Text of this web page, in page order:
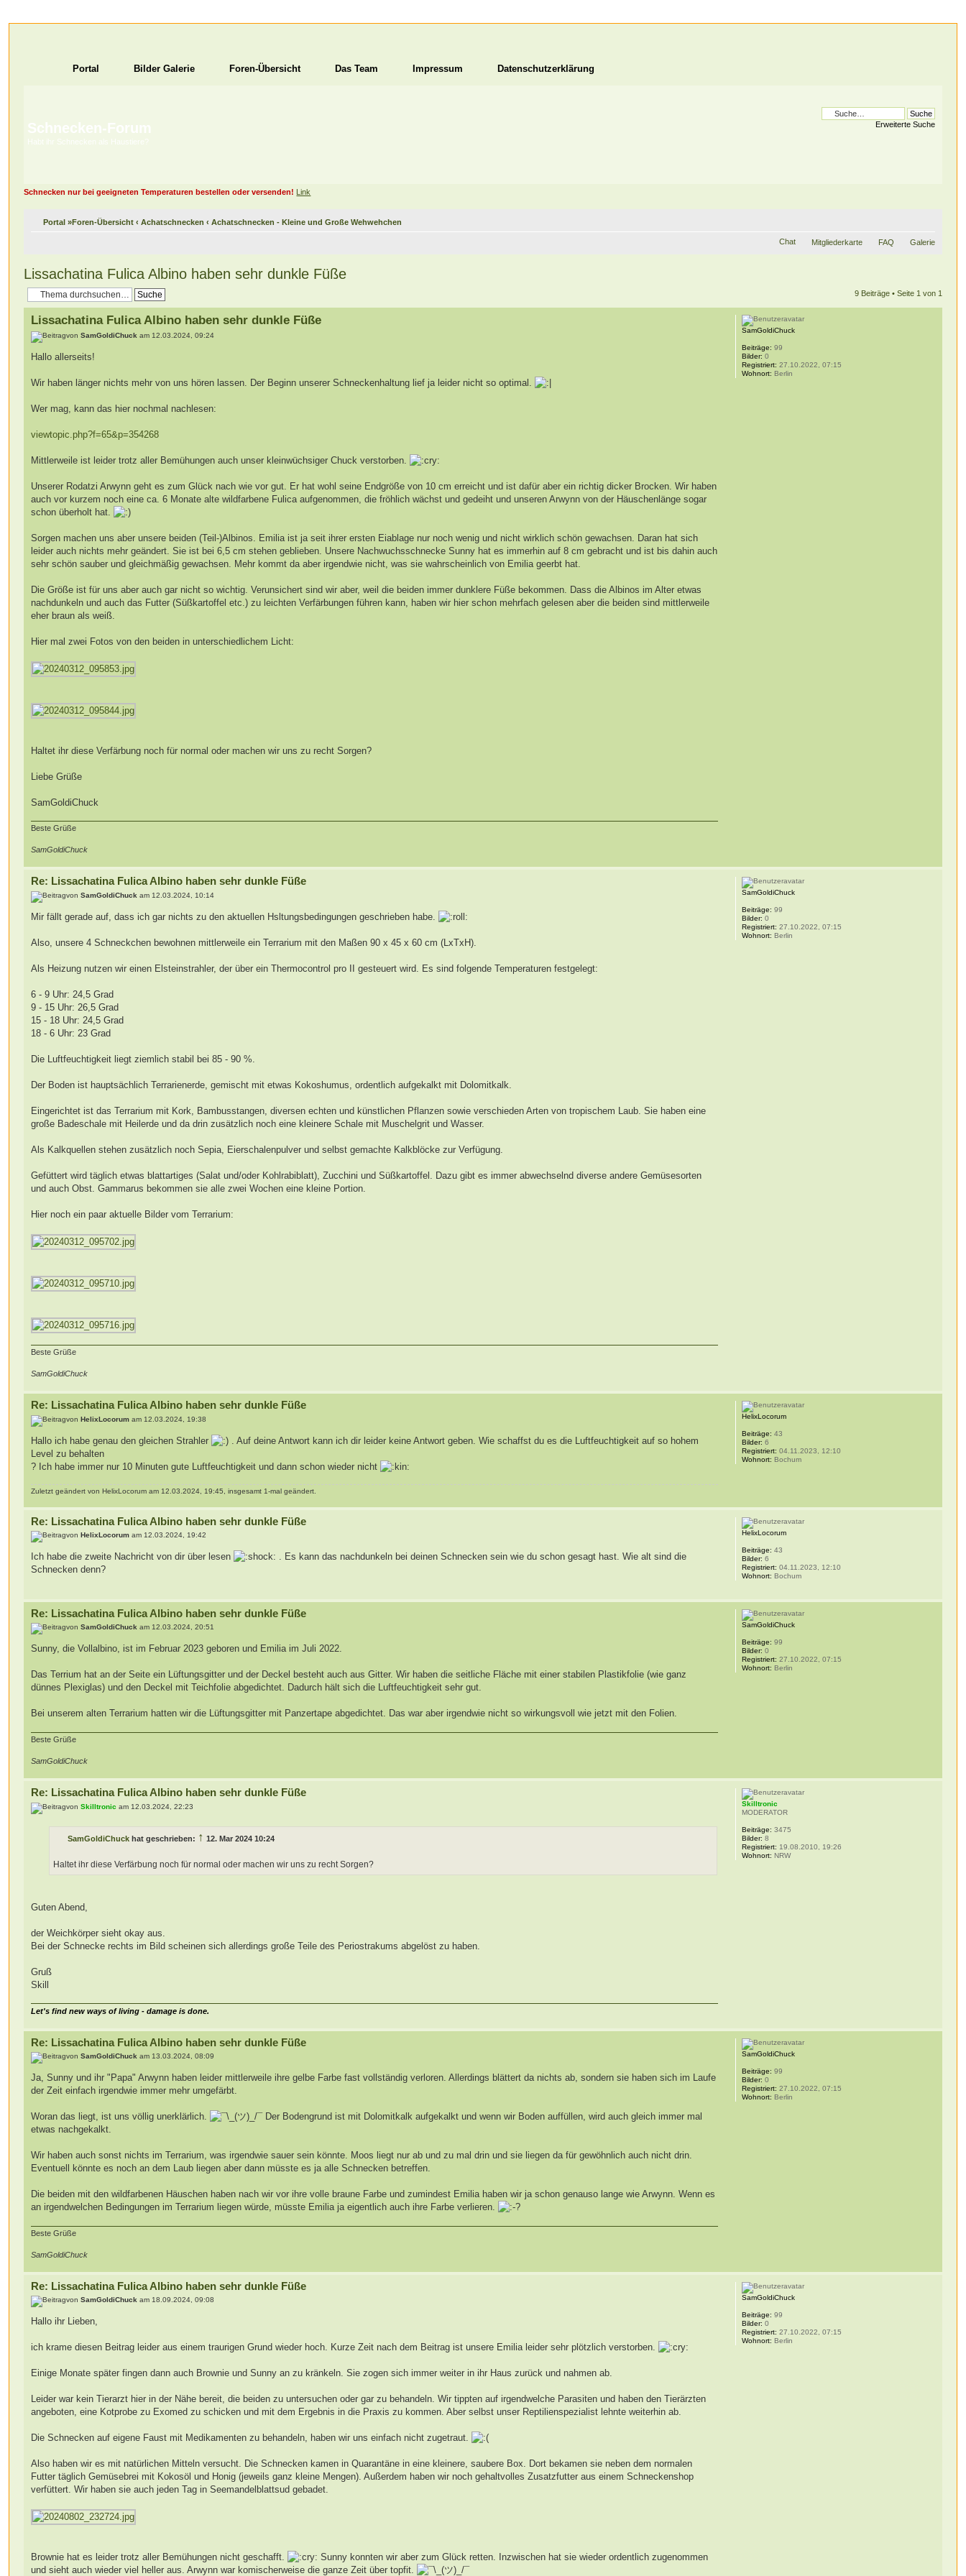
Portal Bilder Galerie Foren-Übersicht Das Team Impressum Datenschutzerklärung
Schnecken-Forum
Habt ihr Schnecken als Haustiere?
Erweiterte Suche
Schnecken nur bei geeigneten Temperaturen bestellen oder versenden! Link
Portal »Foren-Übersicht ‹ Achatschnecken ‹ Achatschnecken - Kleine und Große Wehwehchen
Chat Mitgliederkarte FAQ Galerie
Lissachatina Fulica Albino haben sehr dunkle Füße
9 Beiträge • Seite 1 von 1
Lissachatina Fulica Albino haben sehr dunkle Füße
vonSamGoldiChuck am 12.03.2024, 09:24
Hallo allerseits!
Wir haben länger nichts mehr von uns hören lassen. Der Beginn unserer Schneckenhaltung lief ja leider nicht so optimal.
Wer mag, kann das hier nochmal nachlesen:
viewtopic.php?f=65&p=354268
Mittlerweile ist leider trotz aller Bemühungen auch unser kleinwüchsiger Chuck verstorben.
Unserer Rodatzi Arwynn geht es zum Glück nach wie vor gut. Er hat wohl seine Endgröße von 10 cm erreicht und ist dafür aber ein richtig dicker Brocken. Wir haben
auch vor kurzem noch eine ca. 6 Monate alte wildfarbene Fulica aufgenommen, die fröhlich wächst und gedeiht und unseren Arwynn von der Häuschenlänge sogar
schon überholt hat.
Sorgen machen uns aber unsere beiden (Teil-)Albinos. Emilia ist ja seit ihrer ersten Eiablage nur noch wenig und nicht wirklich schön gewachsen. Daran hat sich
leider auch nichts mehr geändert. Sie ist bei 6,5 cm stehen geblieben. Unsere Nachwuchsschnecke Sunny hat es immerhin auf 8 cm gebracht und ist bis dahin auch
sehr schön sauber und gleichmäßig gewachsen. Mehr kommt da aber irgendwie nicht, was sie wahrscheinlich von Emilia geerbt hat.
Die Größe ist für uns aber auch gar nicht so wichtig. Verunsichert sind wir aber, weil die beiden immer dunklere Füße bekommen. Dass die Albinos im Alter etwas
nachdunkeln und auch das Futter (Süßkartoffel etc.) zu leichten Verfärbungen führen kann, haben wir hier schon mehrfach gelesen aber die beiden sind mittlerweile
eher braun als weiß.
Hier mal zwei Fotos von den beiden in unterschiedlichem Licht:
Haltet ihr diese Verfärbung noch für normal oder machen wir uns zu recht Sorgen?
Liebe Grüße
SamGoldiChuck
Beste Grüße
SamGoldiChuck
SamGoldiChuck
Beiträge: 99
Bilder: 0
Registriert: 27.10.2022, 07:15
Wohnort: Berlin
Re: Lissachatina Fulica Albino haben sehr dunkle Füße
vonSamGoldiChuck am 12.03.2024, 10:14
Mir fällt gerade auf, dass ich gar nichts zu den aktuellen Hsltungsbedingungen geschrieben habe.
Also, unsere 4 Schneckchen bewohnen mittlerweile ein Terrarium mit den Maßen 90 x 45 x 60 cm (LxTxH).
Als Heizung nutzen wir einen Elsteinstrahler, der über ein Thermocontrol pro II gesteuert wird. Es sind folgende Temperaturen festgelegt:
6 - 9 Uhr: 24,5 Grad
9 - 15 Uhr: 26,5 Grad
15 - 18 Uhr: 24,5 Grad
18 - 6 Uhr: 23 Grad
Die Luftfeuchtigkeit liegt ziemlich stabil bei 85 - 90 %.
Der Boden ist hauptsächlich Terrarienerde, gemischt mit etwas Kokoshumus, ordentlich aufgekalkt mit Dolomitkalk.
Eingerichtet ist das Terrarium mit Kork, Bambusstangen, diversen echten und künstlichen Pflanzen sowie verschieden Arten von tropischem Laub. Sie haben eine
große Badeschale mit Heilerde und da drin zusätzlich noch eine kleinere Schale mit Muschelgrit und Wasser.
Als Kalkquellen stehen zusätzlich noch Sepia, Eierschalenpulver und selbst gemachte Kalkblöcke zur Verfügung.
Gefüttert wird täglich etwas blattartiges (Salat und/oder Kohlrabiblatt), Zucchini und Süßkartoffel. Dazu gibt es immer abwechselnd diverse andere Gemüsesorten
und auch Obst. Gammarus bekommen sie alle zwei Wochen eine kleine Portion.
Hier noch ein paar aktuelle Bilder vom Terrarium:
Beste Grüße
SamGoldiChuck
SamGoldiChuck
Beiträge: 99
Bilder: 0
Registriert: 27.10.2022, 07:15
Wohnort: Berlin
Re: Lissachatina Fulica Albino haben sehr dunkle Füße
vonHelixLocorum am 12.03.2024, 19:38
Hallo ich habe genau den gleichen Strahler
. Auf deine Antwort kann ich dir leider keine Antwort geben. Wie schaffst du es die Luftfeuchtigkeit auf so hohem
Level zu behalten
? Ich habe immer nur 10 Minuten gute Luftfeuchtigkeit und dann schon wieder nicht
Zuletzt geändert von HelixLocorum am 12.03.2024, 19:45, insgesamt 1-mal geändert.
HelixLocorum
Beiträge: 43
Bilder: 6
Registriert: 04.11.2023, 12:10
Wohnort: Bochum
Re: Lissachatina Fulica Albino haben sehr dunkle Füße
von HelixLocorum am 12.03.2024, 19:42
Ich habe die zweite Nachricht von dir über lesen
. Es kann das nachdunkeln bei deinen Schnecken sein wie du schon gesagt hast. Wie alt sind die
Schnecken denn?
HelixLocorum
Beiträge: 43
Bilder: 6
Registriert: 04.11.2023, 12:10
Wohnort: Bochum
Re: Lissachatina Fulica Albino haben sehr dunkle Füße
vonSamGoldiChuck am 12.03.2024, 20:51
Sunny, die Vollalbino, ist im Februar 2023 geboren und Emilia im Juli 2022.
Das Terrium hat an der Seite ein Lüftungsgitter und der Deckel besteht auch aus Gitter. Wir haben die seitliche Fläche mit einer stabilen Plastikfolie (wie ganz
dünnes Plexiglas) und den Deckel mit Teichfolie abgedichtet. Dadurch hält sich die Luftfeuchtigkeit sehr gut.
Bei unserem alten Terrarium hatten wir die Lüftungsgitter mit Panzertape abgedichtet. Das war aber irgendwie nicht so wirkungsvoll wie jetzt mit den Folien.
Beste Grüße
SamGoldiChuck
SamGoldiChuck
Beiträge: 99
Bilder: 0
Registriert: 27.10.2022, 07:15
Wohnort: Berlin
Re: Lissachatina Fulica Albino haben sehr dunkle Füße
vonSkilltronic am 12.03.2024, 22:23
SamGoldiChuck hat geschrieben: ↑ 12. Mar 2024 10:24
Haltet ihr diese Verfärbung noch für normal oder machen wir uns zu recht Sorgen?
Guten Abend,
der Weichkörper sieht okay aus.
Bei der Schnecke rechts im Bild scheinen sich allerdings große Teile des Periostrakums abgelöst zu haben.
Gruß
Skill
Let's find new ways of living - damage is done.
Skilltronic
MODERATOR
Beiträge: 3475
Bilder: 8
Registriert: 19.08.2010, 19:26
Wohnort: NRW
Re: Lissachatina Fulica Albino haben sehr dunkle Füße
vonSamGoldiChuck am 13.03.2024, 08:09
Ja, Sunny und ihr "Papa" Arwynn haben leider mittlerweile ihre gelbe Farbe fast vollständig verloren. Allerdings blättert da nichts ab, sondern sie haben sich im Laufe
der Zeit einfach irgendwie immer mehr umgefärbt.
Woran das liegt, ist uns völlig unerklärlich.
Der Bodengrund ist mit Dolomitkalk aufgekalkt und wenn wir Boden auffüllen, wird auch gleich immer mal
etwas nachgekalkt.
Wir haben auch sonst nichts im Terrarium, was irgendwie sauer sein könnte. Moos liegt nur ab und zu mal drin und sie liegen da für gewöhnlich auch nicht drin.
Eventuell könnte es noch an dem Laub liegen aber dann müsste es ja alle Schnecken betreffen.
Die beiden mit den wildfarbenen Häuschen haben nach wir vor ihre volle braune Farbe und zumindest Emilia haben wir ja schon genauso lange wie Arwynn. Wenn es
an irgendwelchen Bedingungen im Terrarium liegen würde, müsste Emilia ja eigentlich auch ihre Farbe verlieren.
Beste Grüße
SamGoldiChuck
SamGoldiChuck
Beiträge: 99
Bilder: 0
Registriert: 27.10.2022, 07:15
Wohnort: Berlin
Re: Lissachatina Fulica Albino haben sehr dunkle Füße
vonSamGoldiChuck am 18.09.2024, 09:08
Hallo ihr Lieben,
ich krame diesen Beitrag leider aus einem traurigen Grund wieder hoch. Kurze Zeit nach dem Beitrag ist unsere Emilia leider sehr plötzlich verstorben.
Einige Monate später fingen dann auch Brownie und Sunny an zu kränkeln. Sie zogen sich immer weiter in ihr Haus zurück und nahmen ab.
Leider war kein Tierarzt hier in der Nähe bereit, die beiden zu untersuchen oder gar zu behandeln. Wir tippten auf irgendwelche Parasiten und haben den Tierärzten
angeboten, eine Kotprobe zu Exomed zu schicken und mit dem Ergebnis in die Praxis zu kommen. Aber selbst unser Reptilienspezialist lehnte weiterhin ab.
Die Schnecken auf eigene Faust mit Medikamenten zu behandeln, haben wir uns einfach nicht zugetraut.
Also haben wir es mit natürlichen Mitteln versucht. Die Schnecken kamen in Quarantäne in eine kleinere, saubere Box. Dort bekamen sie neben dem normalen
Futter täglich Gemüsebrei mit Kokosöl und Honig (jeweils ganz kleine Mengen). Außerdem haben wir noch gehaltvolles Zusatzfutter aus einem Schneckenshop
verfüttert. Wir haben sie auch jeden Tag in Seemandelblattsud gebadet.
Brownie hat es leider trotz aller Bemühungen nicht geschafft.
Sunny konnten wir aber zum Glück retten. Inzwischen hat sie wieder ordentlich zugenommen
und sieht auch wieder viel heller aus. Arwynn war komischerweise die ganze Zeit über topfit.
SamGoldiChuck
Beiträge: 99
Bilder: 0
Registriert: 27.10.2022, 07:15
Wohnort: Berlin